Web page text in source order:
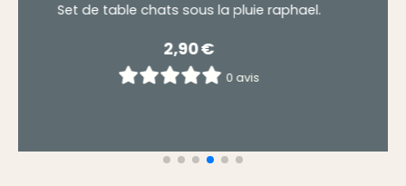
de table toile les chats musiciens.
0 avis
Set de table